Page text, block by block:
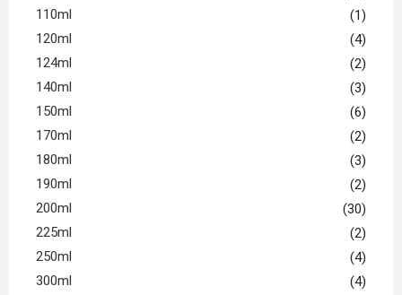
110ml
(1)
120ml
(4)
124ml
(2)
140ml
(3)
150ml
(6)
170ml
(2)
180ml
(3)
190ml
(2)
200ml
(30)
225ml
(2)
250ml
(4)
300ml
(4)